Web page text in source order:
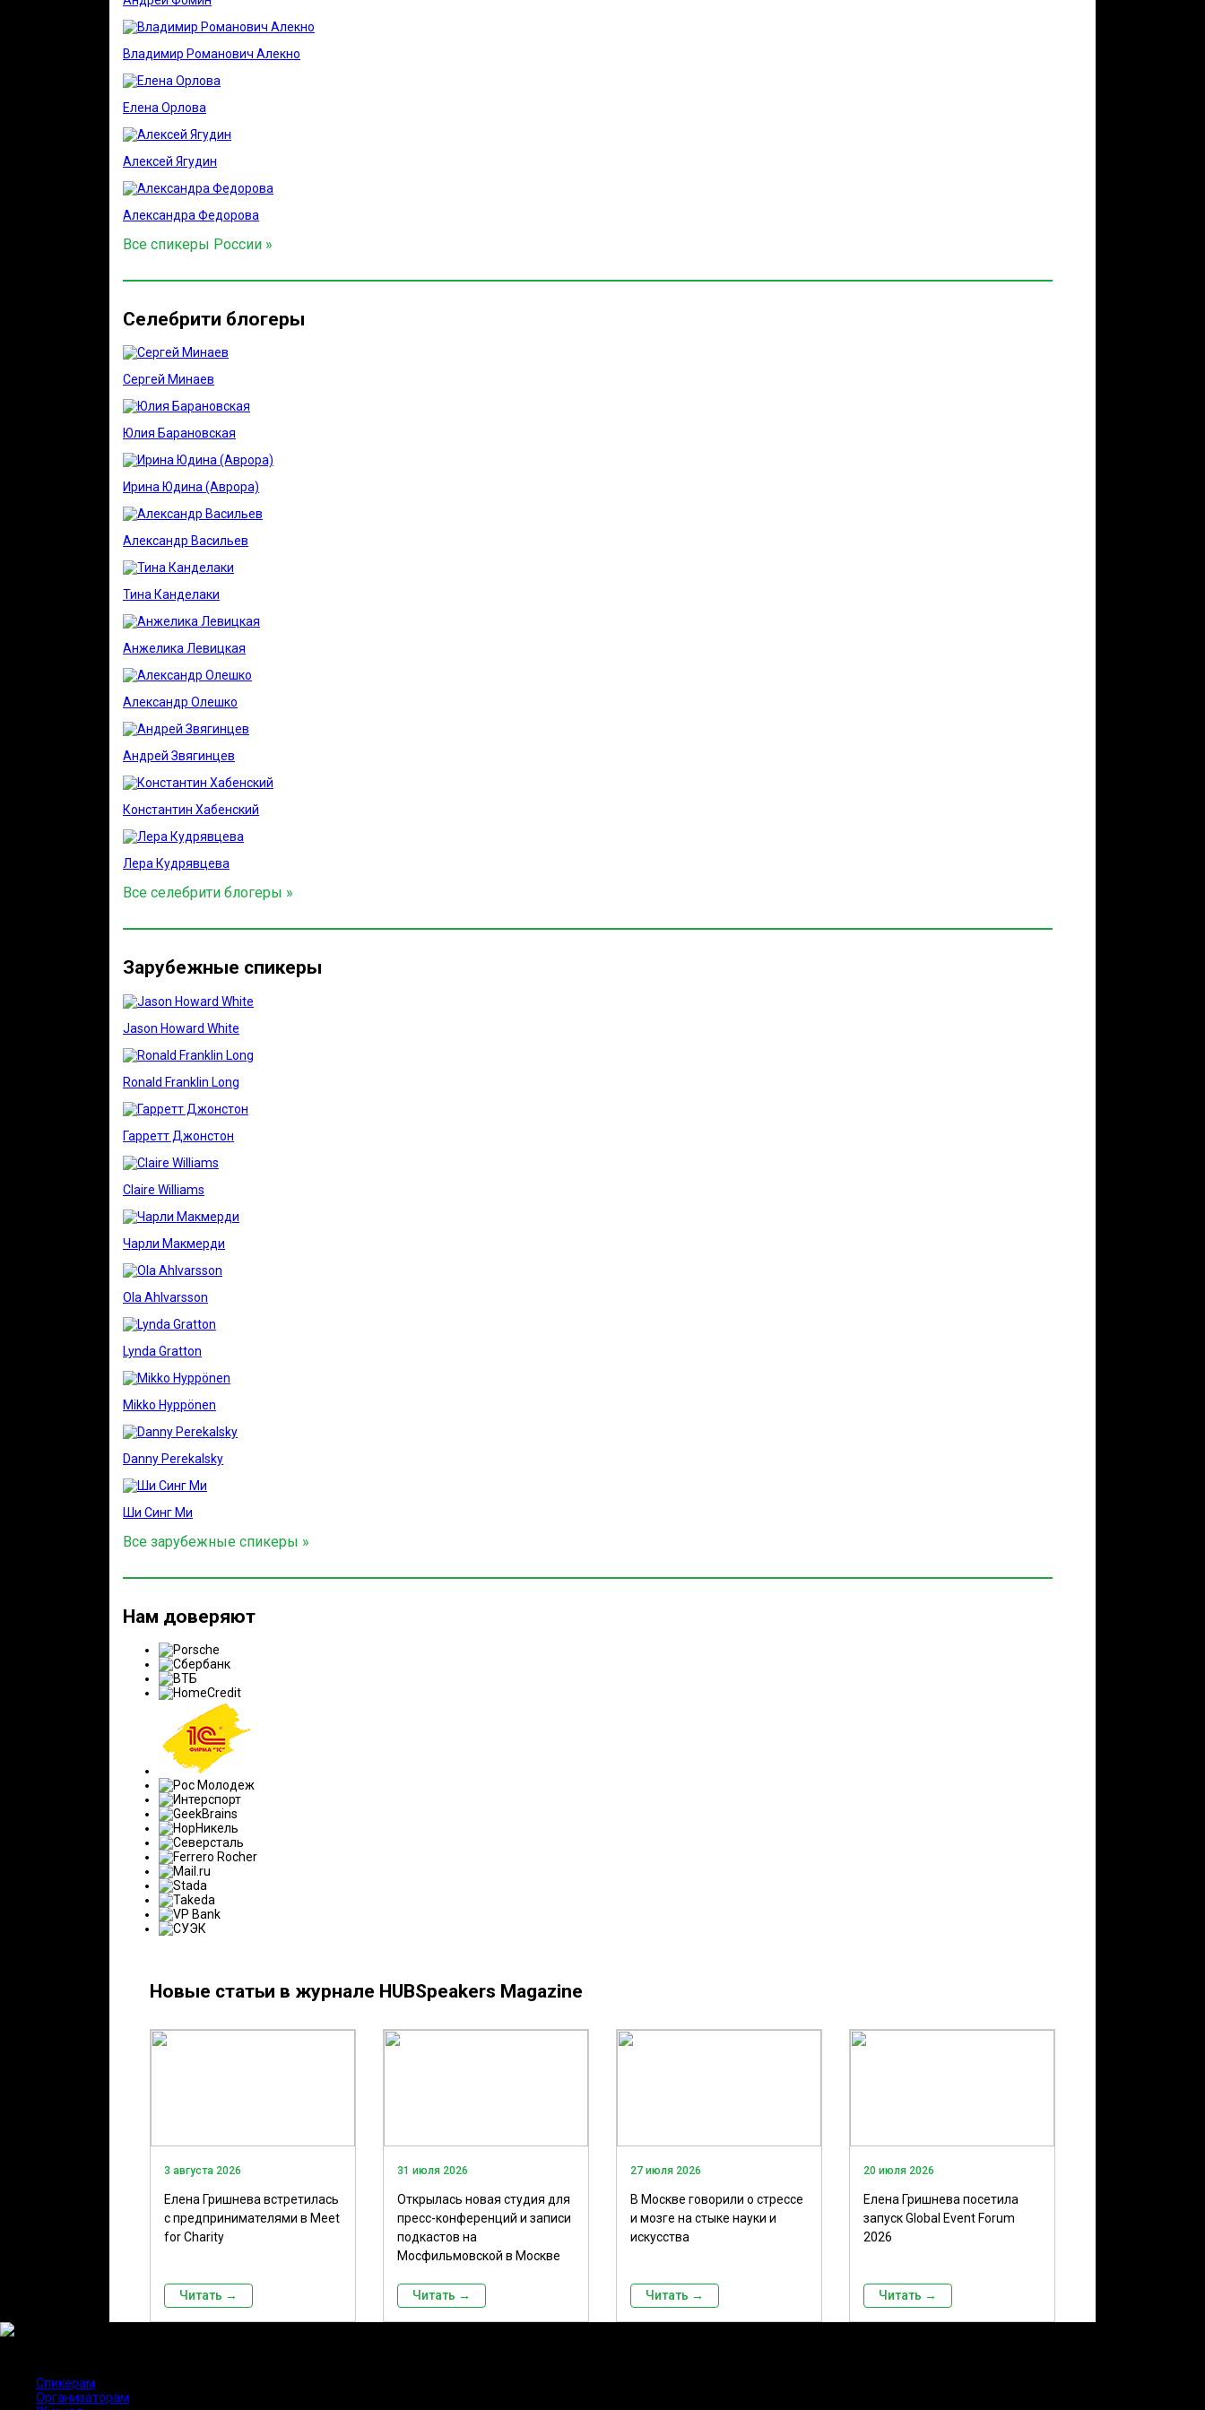
Владимир Романович Алекно
Елена Орлова
Алексей Ягудин
Александра Федорова
Все спикеры России »
Селебрити блогеры
Сергей Минаев
Юлия Барановская
Ирина Юдина (Аврора)
Александр Васильев
Тина Канделаки
Анжелика Левицкая
Александр Олешко
Андрей Звягинцев
Константин Хабенский
Лера Кудрявцева
Все селебрити блогеры »
Зарубежные спикеры
Jason Howard White
Ronald Franklin Long
Гарретт Джонстон
Claire Williams
Чарли Макмерди
Ola Ahlvarsson
Lynda Gratton
Mikko Hyppönen
Danny Perekalsky
Ши Синг Ми
Все зарубежные спикеры »
Нам доверяют
Новые статьи в журнале HUBSpeakers Magazine
3 августа 2026
Елена Гришнева встретилась
с предпринимателями в Meet
for Charity
Читать →
31 июля 2026
Открылась новая студия для
пресс-конференций и записи
подкастов на
Мосфильмовской в Москве
Читать →
27 июля 2026
В Москве говорили о стрессе
и мозге на стыке науки и
искусства
Читать →
20 июля 2026
Елена Гришнева посетила
запуск Global Event Forum
2026
Читать →
Спикерам
Организаторам